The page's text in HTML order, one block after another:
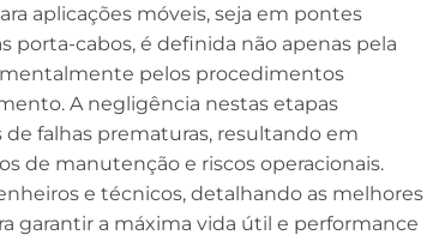
aplicações móveis, seja em pontes
porta-cabos, é definida não apenas pela
pelos procedimentos
A negligência nestas etapas
falhas prematuras, resultando em
de manutenção e riscos operacionais.
e técnicos, detalhando as melhores
garantir a máxima vida útil e performance